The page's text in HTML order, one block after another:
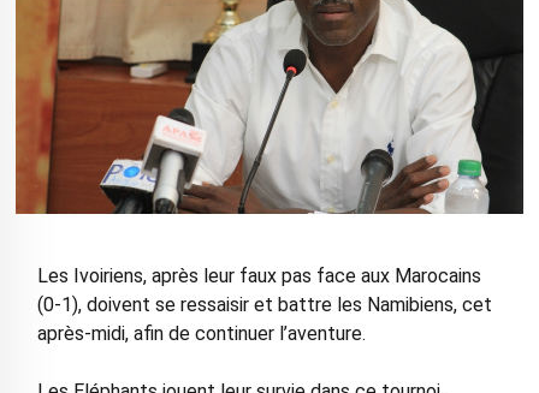
Les Ivoiriens, après leur faux pas face aux Marocains
(0-1), doivent se ressaisir et battre les Namibiens, cet
après-midi, afin de continuer l’aventure.